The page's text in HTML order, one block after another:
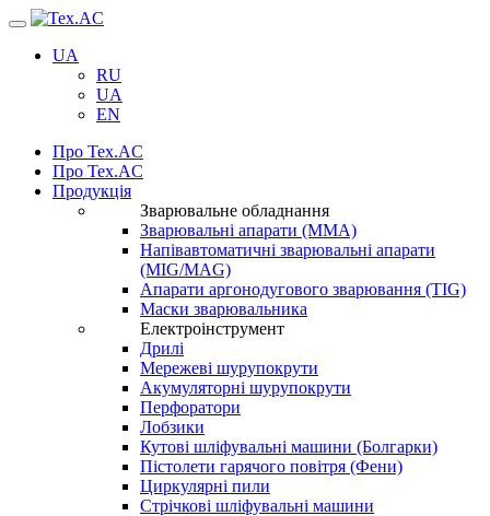
Навігація
UA
RU
UA
EN
Про Tex.AC
Про Tex.AC
Продукція
Зварювальне обладнання
Зварювальні апарати (ММА)
Напівавтоматичні зварювальні апарати
(MIG/MAG)
Апарати аргонодугового зварювання (TIG)
Маски зварювальника
Електроінструмент
Дрилі
Мережеві шурупокрути
Акумуляторні шурупокрути
Перфоратори
Лобзики
Кутові шліфувальні машини (Болгарки)
Пістолети гарячого повітря (Фени)
Циркулярні пили
Стрічкові шліфувальні машини